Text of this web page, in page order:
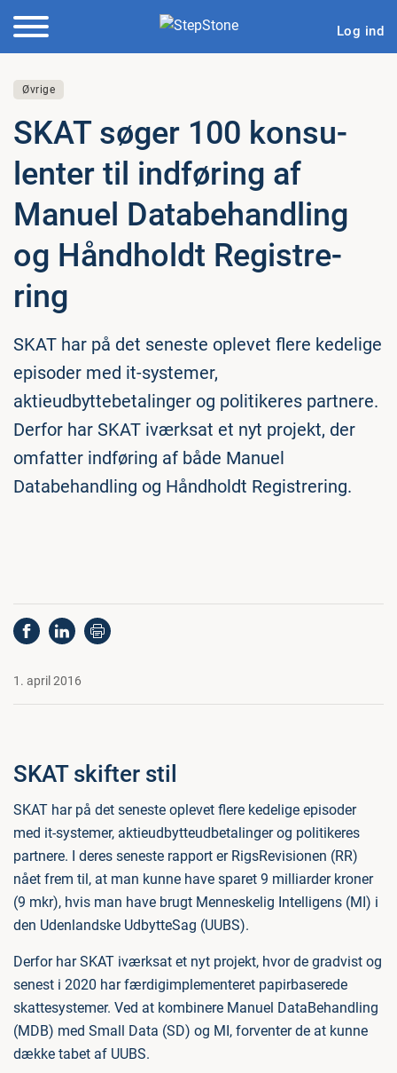
Log ind
Øvrige
SKAT søger 100 kon­su­
len­ter til indføring af
Manuel Da­ta­be­hand­ling
og Håndholdt Re­gi­stre­
ring
SKAT har på det seneste oplevet flere kedelige
episoder med it-systemer,
aktieudbyttebetalinger og politikeres partnere.
Derfor har SKAT iværksat et nyt projekt, der
omfatter indføring af både Manuel
Databehandling og Håndholdt Registrering.
1. april 2016
SKAT skifter stil
SKAT har på det seneste oplevet flere kedelige episoder
med it-systemer, aktieudbytteudbetalinger og politikeres
partnere. I deres seneste rapport er RigsRevisionen (RR)
nået frem til, at man kunne have sparet 9 milliarder kroner
(9 mkr), hvis man have brugt Menneskelig Intelligens (MI) i
den Udenlandske UdbytteSag (UUBS).
Derfor har SKAT iværksat et nyt projekt, hvor de gradvist og
senest i 2020 har færdigimplementeret papirbaserede
skattesystemer. Ved at kombinere Manuel DataBehandling
(MDB) med Small Data (SD) og MI, forventer de at kunne
dække tabet af UUBS.